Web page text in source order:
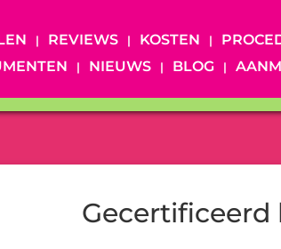
REVIEWS KOSTEN
NIEUWS BLOG
Gecertificeerd